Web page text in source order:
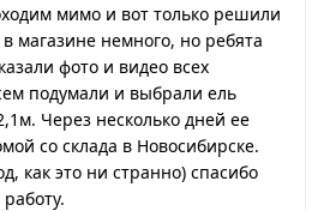
мимо и вот только решили
магазине немного, но ребята
фото и видео всех
подумали и выбрали ель
Через несколько дней ее
со склада в Новосибирске.
как это ни странно) спасибо